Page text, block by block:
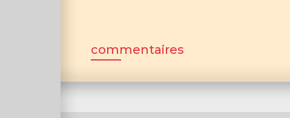
commentaires